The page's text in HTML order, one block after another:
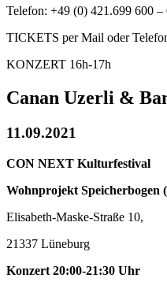
Telefon: +49 (0) 421.699 600 –
TICKETS per Mail oder
KONZERT 16h-17h
Canan Uzerli &
11.09.2021
CON NEXT Kulturfestival
Wohnprojekt Speicherbogen
Elisabeth-Maske-Straße 10,
21337 Lüneburg
Konzert 20:00-21:30 Uhr